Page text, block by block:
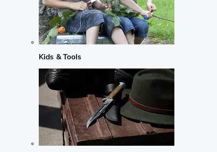
Kids & Tools